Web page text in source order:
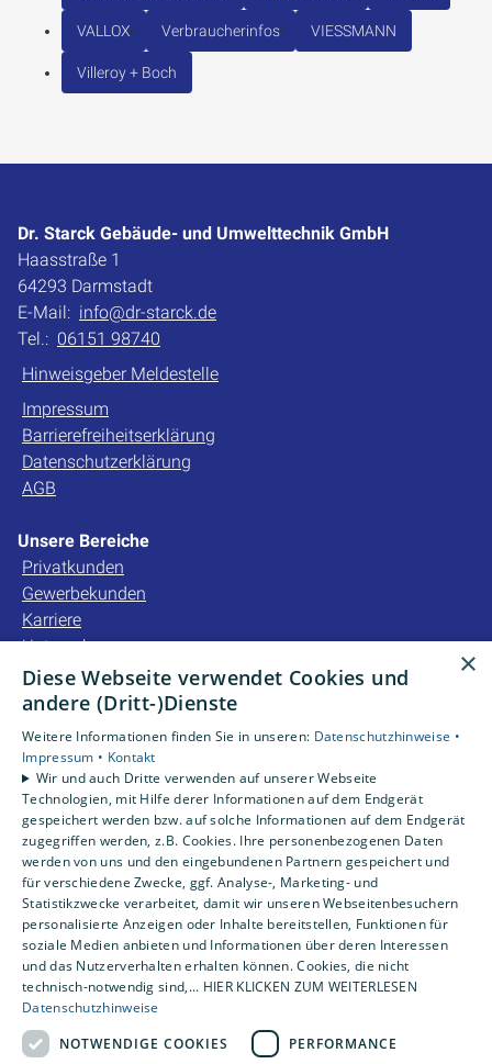
VALLOX Verbraucherinfos VIESSMANN
Villeroy + Boch
Dr. Starck Gebäude- und Umwelttechnik GmbH
Haasstraße 1
64293 Darmstadt
E-Mail: info@dr-starck.de
Tel.: 06151 98740
Hinweisgeber Meldestelle
Impressum
Barrierefreiheitserklärung
Datenschutzerklärung
AGB
Unsere Bereiche
Privatkunden
Gewerbekunden
Karriere
Unternehmen
Kontakt
4,2
×
Diese Webseite verwendet Cookies und
andere (Dritt-)Dienste
Weitere Informationen finden Sie in unseren: Datenschutzhinweise •
Impressum • Kontakt
Wir und auch Dritte verwenden auf unserer Webseite
Technologien, mit Hilfe derer Informationen auf dem Endgerät
gespeichert werden bzw. auf solche Informationen auf dem Endgerät
zugegriffen werden, z.B. Cookies. Ihre personenbezogenen Daten
werden von uns und den eingebundenen Partnern gespeichert und
für verschiedene Zwecke, ggf. Analyse-, Marketing- und
Statistikzwecke verarbeitet, damit wir unseren Webseitenbesuchern
personalisierte Anzeigen oder Inhalte bereitstellen, Funktionen für
soziale Medien anbieten und Informationen über deren Interessen
und das Nutzerverhalten erhalten können. Cookies, die nicht
technisch-notwendig sind,... HIER KLICKEN ZUM WEITERLESEN
Datenschutzhinweise
NOTWENDIGE COOKIES
PERFORMANCE